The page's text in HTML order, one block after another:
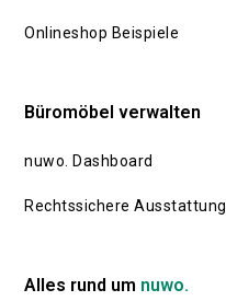
Onlineshop Beispiele
Büromöbel verwalten
nuwo. Dashboard
Rechtssichere Ausstattung
Alles rund um nuwo.